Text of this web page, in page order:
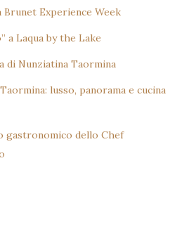
Experience Week
a Laqua by the Lake
di Nunziatina Taormina
lusso, panorama e cucina
dello Chef